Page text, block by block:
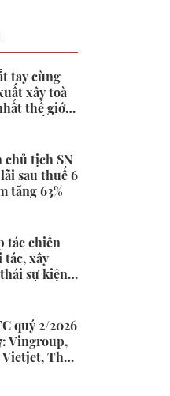
tay cùng
xây toà
thế giới
chủ tịch SN
lãi sau thuế 6
tăng 63%
tác chiến
tác, xây
sự kiện -
quý 2/2026
Vingroup,
Thế